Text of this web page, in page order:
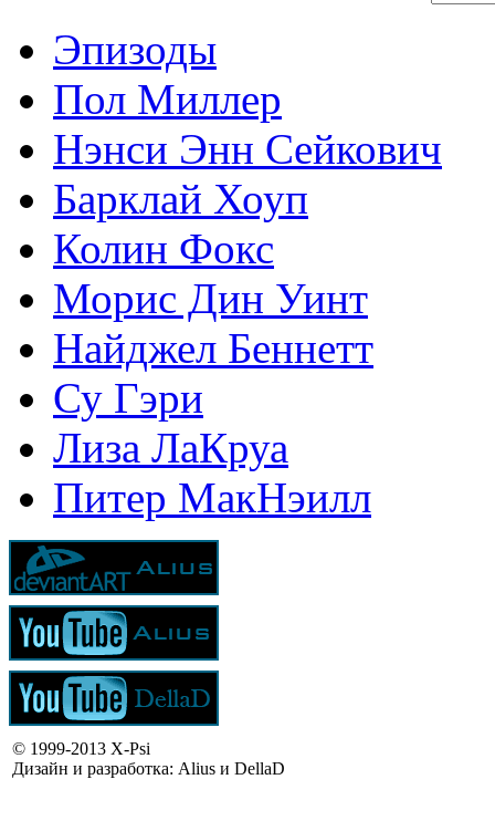
Эпизоды
Пол Миллер
Нэнси Энн Сейкович
Барклай Хоуп
Колин Фокс
Морис Дин Уинт
Найджел Беннетт
Су Гэри
Лиза ЛаКруа
Питер МакНэилл
© 1999-2013 X-Psi
Дизайн и разработка: Alius и DellaD